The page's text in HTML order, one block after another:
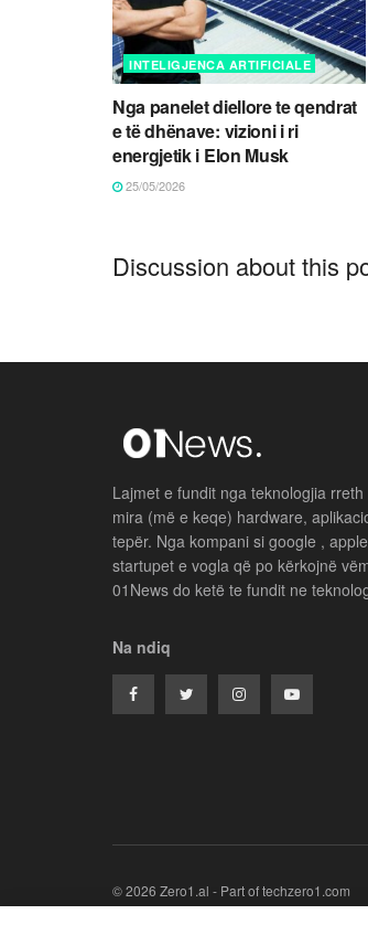
INTELIGJENCA ARTIFICIALE
Nga panelet diellore te qendrat
e të dhënave: vizioni i ri
energjetik i Elon Musk
25/05/2026
Discussion about this
Lajmet e fundit nga teknologjia
mira (më e keqe) hardware,
tepër. Nga kompani si google ,
startupet e vogla që po kërkojnë
01News do ketë te fundit ne
Na ndiq
© 2026 Zero1.al - Part of techzero1.com